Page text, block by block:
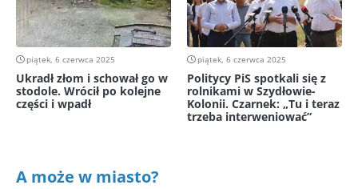
piątek, 6 czerwca 2025
Ukradł złom i schował go w
stodole. Wrócił po kolejne
części i wpadł
piątek, 6 czerwca 2025
Politycy PiS spotkali się z
rolnikami w Szydłowie-
Kolonii. Czarnek: „Tu i teraz
trzeba interweniować”
A może w miasto?